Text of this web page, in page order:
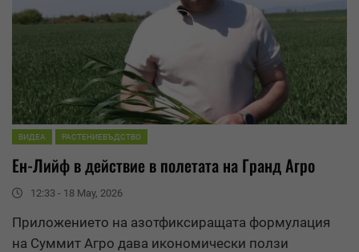
ВИДЕА РАСТЕНИЕВЪДСТВО
Ен-Лийф в действие в полетата на Гранд Агро
12:33 - 18 May, 2026
Приложението на азотфиксиращата формулация
на Суммит Агро дава икономически ползи